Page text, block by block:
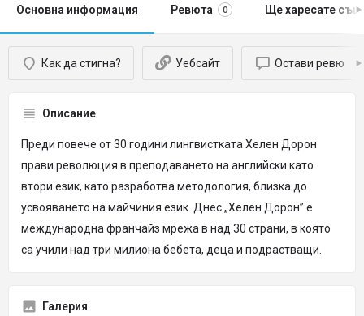
Основна информация Ревюта 0 Ще харесате
Как да стигна? Уебсайт Остави ревю
Описание
Преди повече от 30 години лингвистката Хелен Дорон
прави революция в преподаването на английски като
втори език, като разработва методология, близка до
усвояването на майчиния език. Днес „Хелен Дорон” е
международна франчайз мрежа в над 30 страни, в която
са учили над три милиона бебета, деца и подрастващи.
Галерия